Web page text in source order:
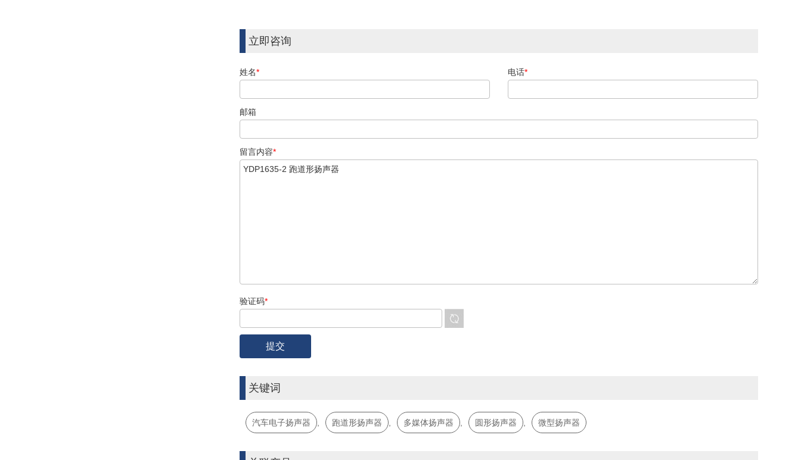
立即咨询
姓名* 电话*
邮箱
留言内容*
验证码*
关键词
汽车电子扬声器 , 跑道形扬声器 , 多媒体扬声器 , 圆形扬声器 , 微型扬声器